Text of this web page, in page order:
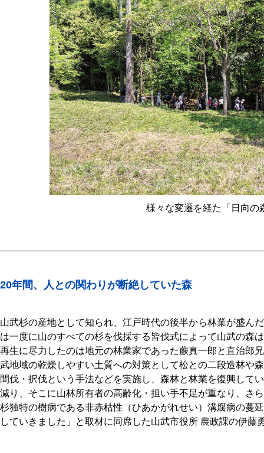
様々な変遷を経た「日向の
20年間、人との関わりが断絶していた森
山武杉の産地として知られ、江戸時代の後半から林業が盛ん
は一度に山のすべての杉を伐採する皆伐式によって山武の森
再生に尽力したのは地元の林業家であった蕨真一郎と直治郎
武地域の乾燥しやすい土質への対策として松との二段造林や
間伐・択伐という手法などを実施し、森林と林業を復興して
減り、そこに山林所有者の高齢化・担い手不足が重なり、さ
杉独特の樹病である非赤枯性（ひあかがれせい）溝腐病の蔓
していきました」と取材に同席した山武市役所 農政課の伊藤